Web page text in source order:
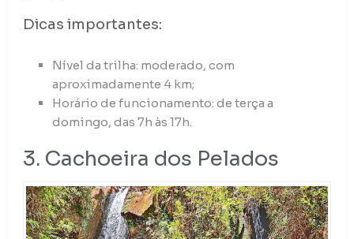
Dicas importantes:
Nível da trilha: moderado, com
aproximadamente 4 km;
Horário de funcionamento: de terça a
domingo, das 7h às 17h.
3. Cachoeira dos Pelados